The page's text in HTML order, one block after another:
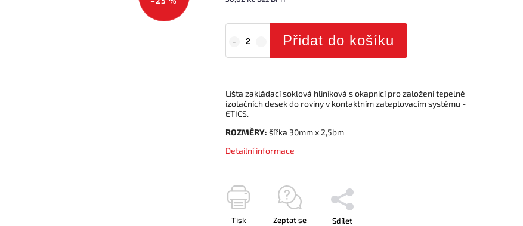
Přidat do košíku
Lišta zakládací soklová hliníková s okapnicí pro založení tepelně
izolačních desek do roviny v kontaktním zateplovacím systému -
ETICS.
ROZMĚRY: šířka 30mm x 2,5bm
Detailní informace
Tisk Zeptat se Sdílet